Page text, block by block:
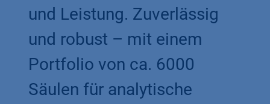
und Leistung. Zuverlässig
und robust – mit einem
Portfolio von ca. 6000
Säulen für analytische